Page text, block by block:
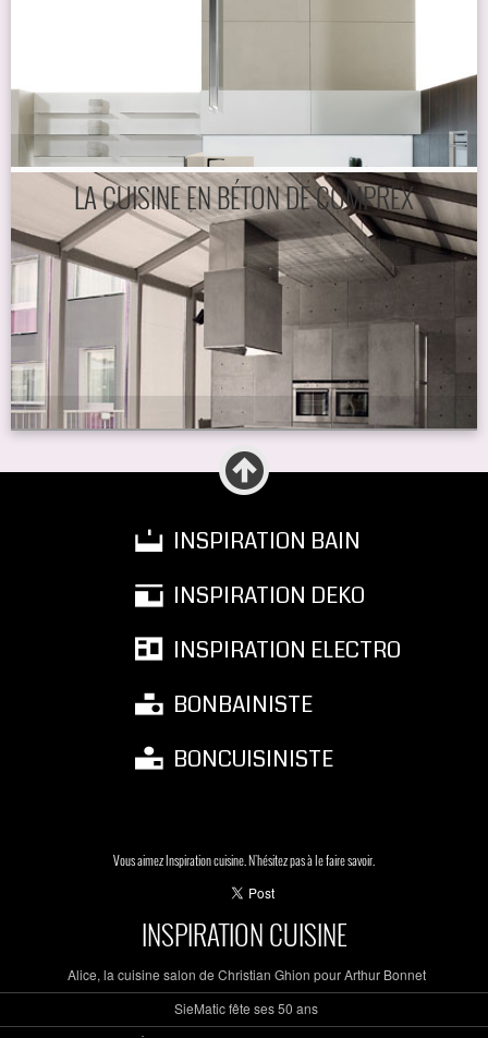
LA CUISINE EN BÉTON DE COMPREX
INSPIRATION BAIN
INSPIRATION DEKO
INSPIRATION ELECTRO
BONBAINISTE
BONCUISINISTE
Vous aimez Inspiration cuisine. N'hésitez pas à le faire savoir.
INSPIRATION CUISINE
Alice, la cuisine salon de Christian Ghion pour Arthur Bonnet
SieMatic fête ses 50 ans